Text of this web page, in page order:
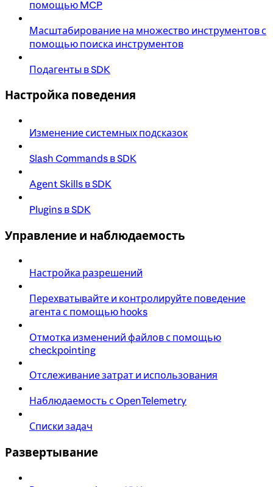
помощью MCP
Масштабирование на множество инструментов с
помощью поиска инструментов
Подагенты в SDK
Настройка поведения
Изменение системных подсказок
Slash Commands в SDK
Agent Skills в SDK
Plugins в SDK
Управление и наблюдаемость
Настройка разрешений
Перехватывайте и контролируйте поведение
агента с помощью hooks
Отмотка изменений файлов с помощью
checkpointing
Отслеживание затрат и использования
Наблюдаемость с OpenTelemetry
Списки задач
Развертывание